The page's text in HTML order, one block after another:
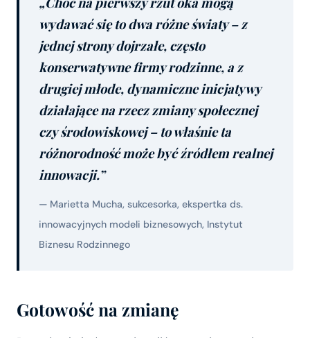
wydawać się to dwa różne światy – z
jednej strony dojrzałe, często
konserwatywne firmy rodzinne, a z
drugiej młode, dynamiczne inicjatywy
działające na rzecz zmiany społecznej
czy środowiskowej – to właśnie ta
różnorodność może być źródłem realnej
innowacji.”
— Marietta Mucha, sukcesorka, ekspertka ds.
innowacyjnych modeli biznesowych, Instytut
Biznesu Rodzinnego
Gotowość na zmianę